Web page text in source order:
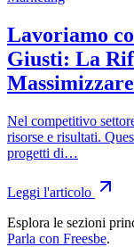
Lavoriamo
Giusti: La
Nel competitivo
risorse e risultati.
progetti di…
Leggi l'articolo
Esplora le sezioni
Parla con Freesbe.